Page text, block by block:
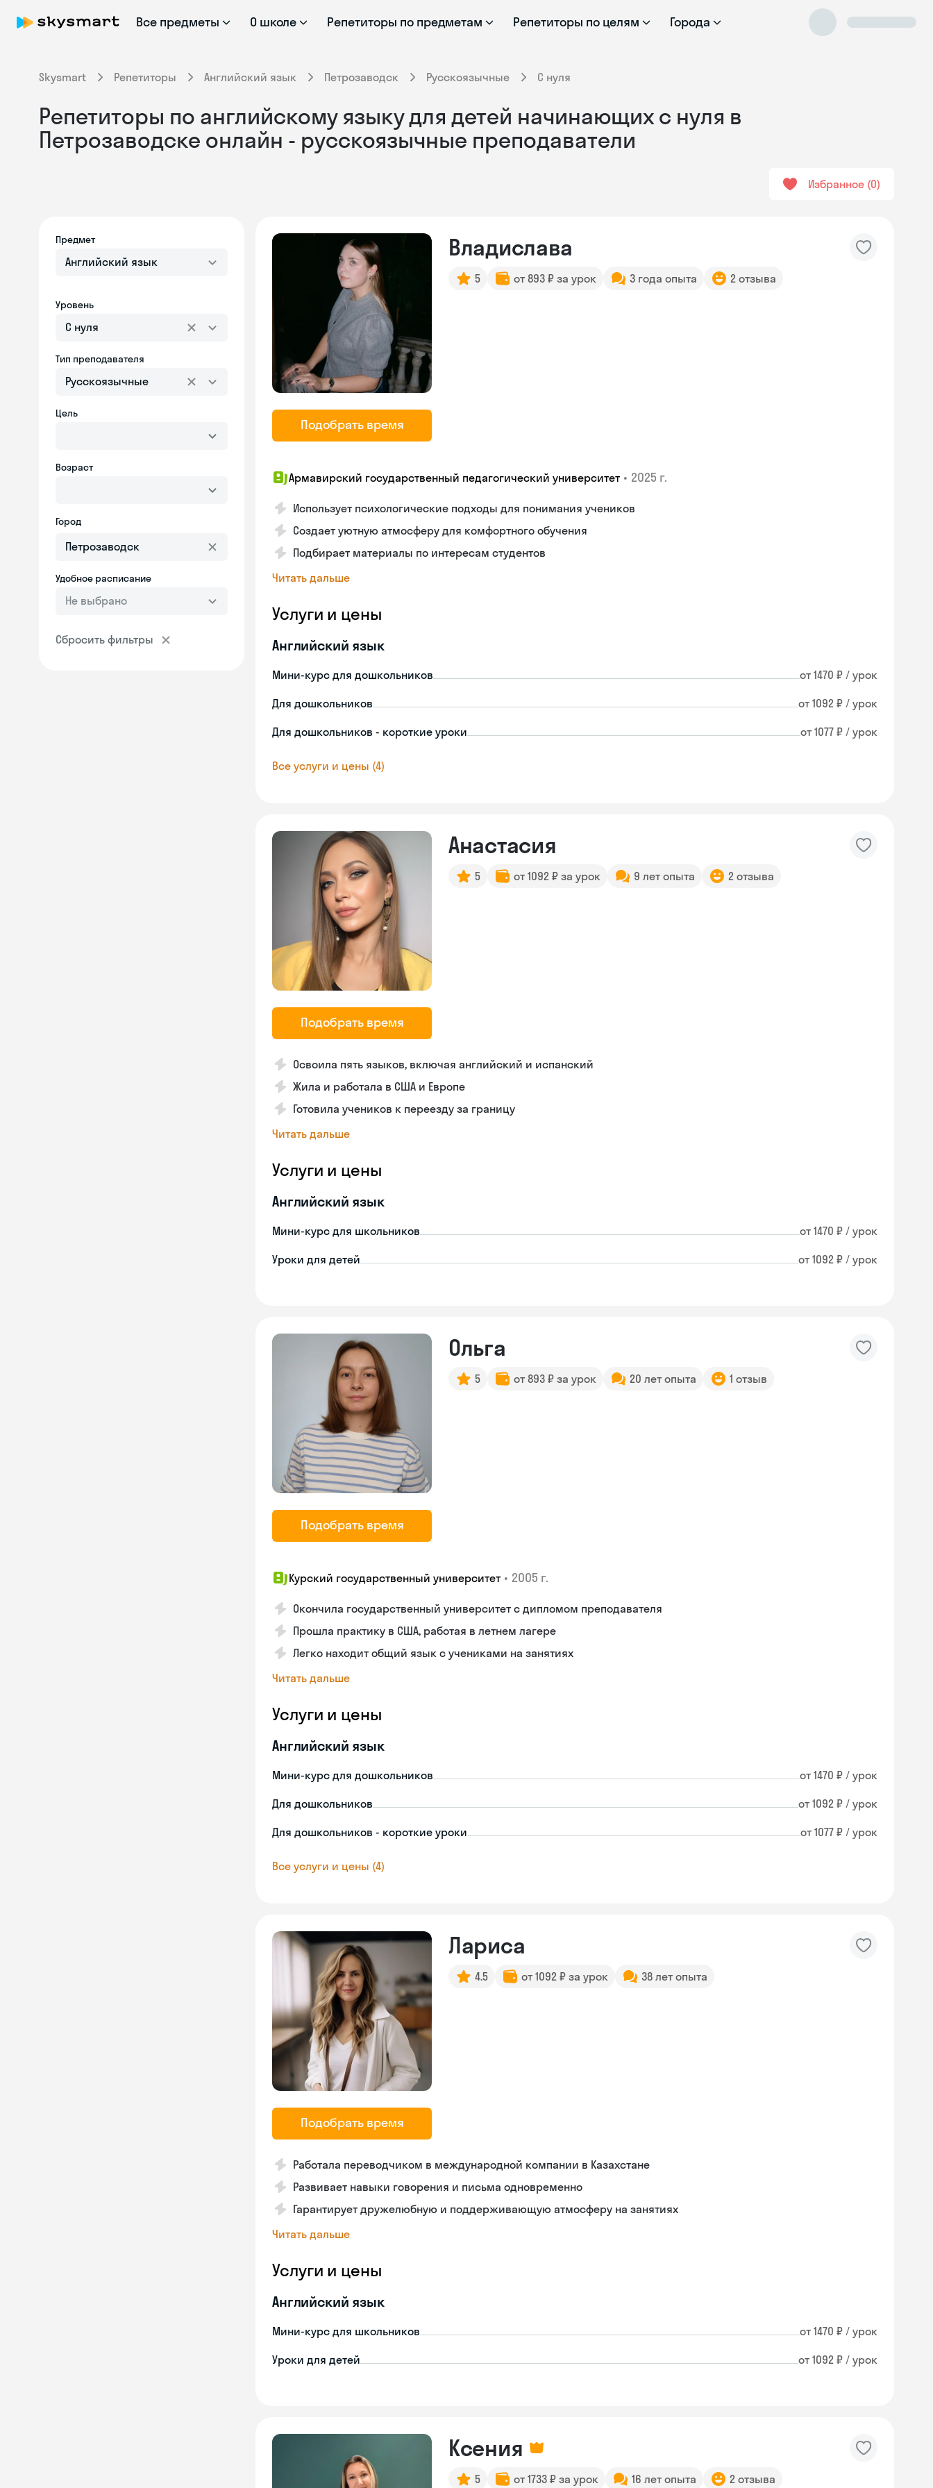
Все предметы О школе Репетиторы по предметам Репетиторы по целям Города
Skysmart Репетиторы Английский язык Петрозаводск Русскоязычные С нуля
Репетиторы по английскому языку для детей начинающих с нуля в
Петрозаводске онлайн - русскоязычные преподаватели
Избранное 0
Предмет
Английский язык
Уровень
С нуля
Тип преподавателя
Русскоязычные
Цель
Возраст
Город
Удобное расписание
Не выбрано
Сбросить фильтры
Подобрать время
Владислава
5 от 893 ₽ за урок 3 года опыта 2 отзыва
Армавирский государственный педагогический университет • 2025 г.
Использует психологические подходы для понимания учеников
Создает уютную атмосферу для комфортного обучения
Подбирает материалы по интересам студентов
Читать дальше
Услуги и цены
Английский язык
Мини-курс для дошкольников от 1470 ₽ / урок
Для дошкольников от 1092 ₽ / урок
Для дошкольников - короткие уроки от 1077 ₽ / урок
Все услуги и цены (4)
Подобрать время
Анастасия
5 от 1092 ₽ за урок 9 лет опыта 2 отзыва
Освоила пять языков, включая английский и испанский
Жила и работала в США и Европе
Готовила учеников к переезду за границу
Читать дальше
Услуги и цены
Английский язык
Мини-курс для школьников от 1470 ₽ / урок
Уроки для детей от 1092 ₽ / урок
Подобрать время
Ольга
5 от 893 ₽ за урок 20 лет опыта 1 отзыв
Курский государственный университет • 2005 г.
Окончила государственный университет с дипломом преподавателя
Прошла практику в США, работая в летнем лагере
Легко находит общий язык с учениками на занятиях
Читать дальше
Услуги и цены
Английский язык
Мини-курс для дошкольников от 1470 ₽ / урок
Для дошкольников от 1092 ₽ / урок
Для дошкольников - короткие уроки от 1077 ₽ / урок
Все услуги и цены (4)
Подобрать время
Лариса
4.5 от 1092 ₽ за урок 38 лет опыта
Работала переводчиком в международной компании в Казахстане
Развивает навыки говорения и письма одновременно
Гарантирует дружелюбную и поддерживающую атмосферу на занятиях
Читать дальше
Услуги и цены
Английский язык
Мини-курс для школьников от 1470 ₽ / урок
Уроки для детей от 1092 ₽ / урок
Ксения
5 от 1733 ₽ за урок 16 лет опыта 2 отзыва
online